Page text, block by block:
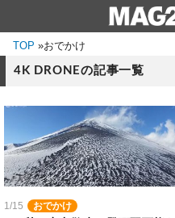
TOP »おでかけ
4K DRONEの記事一覧
1/15 おでかけ